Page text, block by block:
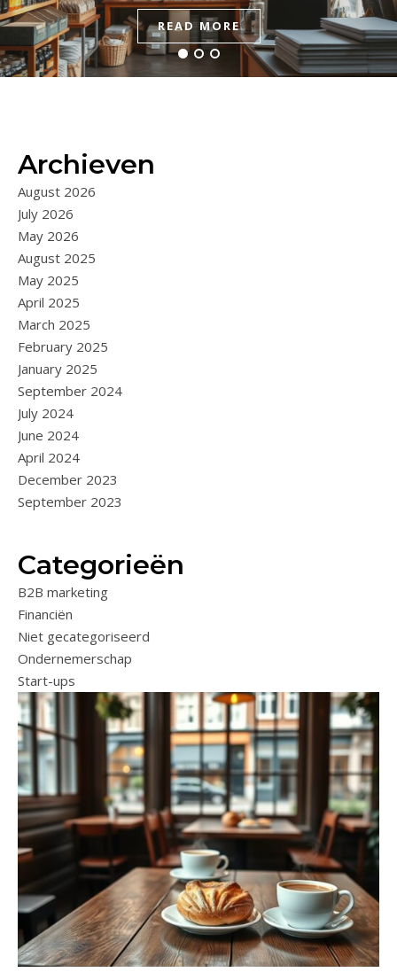
READ MORE
READ MORE
READ MORE
Archieven
August 2026
July 2026
May 2026
August 2025
May 2025
April 2025
March 2025
February 2025
January 2025
September 2024
July 2024
June 2024
April 2024
December 2023
September 2023
Categorieën
B2B marketing
Financiën
Niet gecategoriseerd
Ondernemerschap
Start-ups